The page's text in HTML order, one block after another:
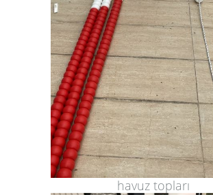
havuz topları